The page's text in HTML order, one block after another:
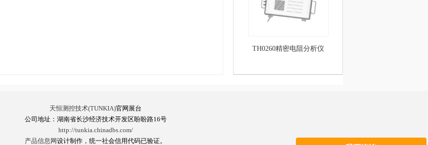
TH0260精密电阻分析仪
天恒测控技术(TUNKIA)官网展台
公司地址：湖南省长沙经济技术开发区盼盼路16号
http://tunkia.chinadbs.com/
产品信息网 设计制作，统一社会信用代码已验证。